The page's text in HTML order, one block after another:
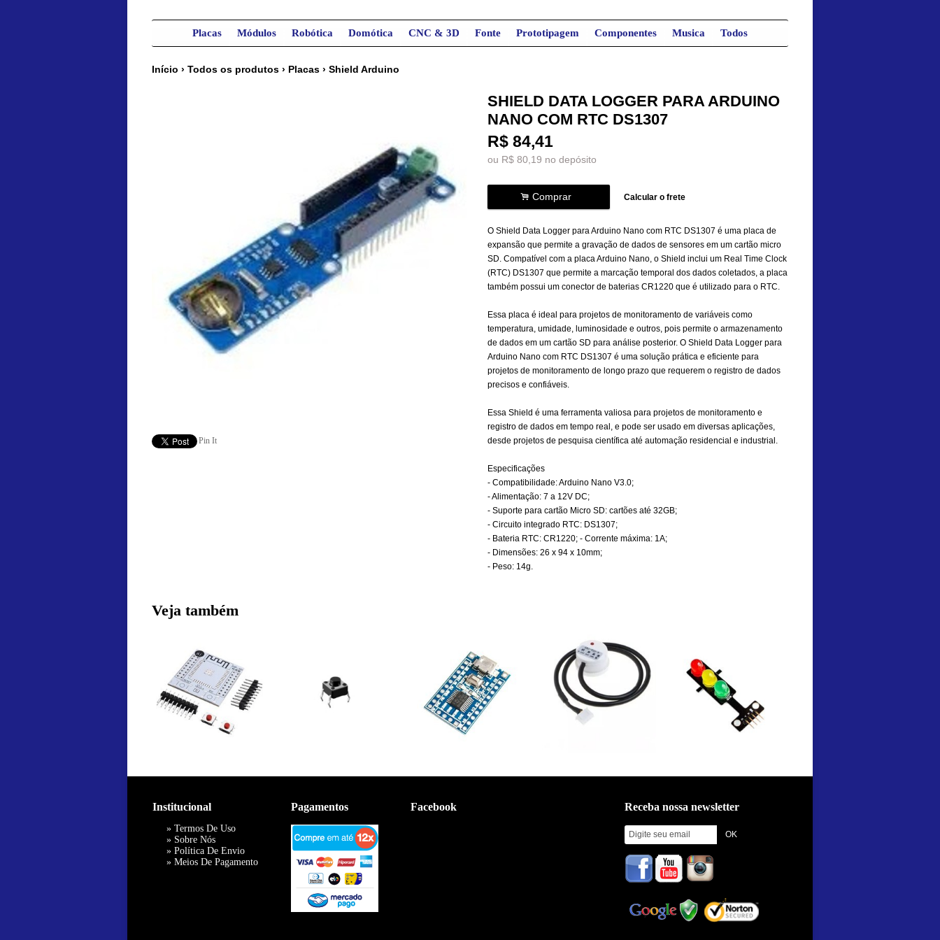
Placas Módulos Robótica Domótica CNC & 3D Fonte Prototipagem Componentes Musica Todos
Início › Todos os produtos › Placas › Shield Arduino
Pin It
SHIELD DATA LOGGER PARA ARDUINO
NANO COM RTC DS1307
R$ 84,41
ou R$ 80,19 no depósito
. Comprar Calcular o frete
O Shield Data Logger para Arduino Nano com RTC DS1307 é uma placa de
expansão que permite a gravação de dados de sensores em um cartão micro
SD. Compatível com a placa Arduino Nano, o Shield inclui um Real Time Clock
(RTC) DS1307 que permite a marcação temporal dos dados coletados, a placa
também possui um conector de baterias CR1220 que é utilizado para o RTC.
Essa placa é ideal para projetos de monitoramento de variáveis como
temperatura, umidade, luminosidade e outros, pois permite o armazenamento
de dados em um cartão SD para análise posterior. O Shield Data Logger para
Arduino Nano com RTC DS1307 é uma solução prática e eficiente para
projetos de monitoramento de longo prazo que requerem o registro de dados
precisos e confiáveis.
Essa Shield é uma ferramenta valiosa para projetos de monitoramento e
registro de dados em tempo real, e pode ser usado em diversas aplicações,
desde projetos de pesquisa científica até automação residencial e industrial.
Especificações
- Compatibilidade: Arduino Nano V3.0;
- Alimentação: 7 a 12V DC;
- Suporte para cartão Micro SD: cartões até 32GB;
- Circuito integrado RTC: DS1307;
- Bateria RTC: CR1220; - Corrente máxima: 1A;
- Dimensões: 26 x 94 x 10mm;
- Peso: 14g.
Veja também
Institucional
» Termos De Uso
» Sobre Nós
» Política De Envio
» Meios De Pagamento
Pagamentos Facebook Receba nossa newsletter